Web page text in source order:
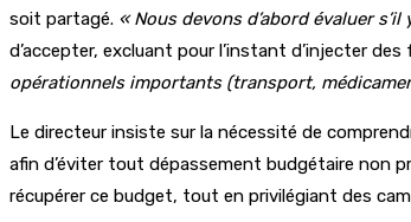
soit partagé. « Nous devons d’abord évaluer
d’accepter, excluant pour l’instant d’injecter
opérationnels importants (transport,
Le directeur insiste sur la nécessité de
afin d’éviter tout dépassement budgétaire non
récupérer ce budget, tout en privilégiant des